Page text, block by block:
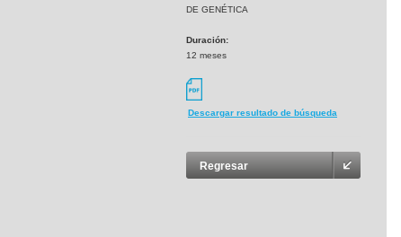
DE GENÉTICA
Duración:
12 meses
Descargar resultado de búsqueda
Regresar